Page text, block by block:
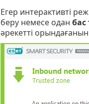
Егер интерактивті
беру немесе одан бас
әрекетті